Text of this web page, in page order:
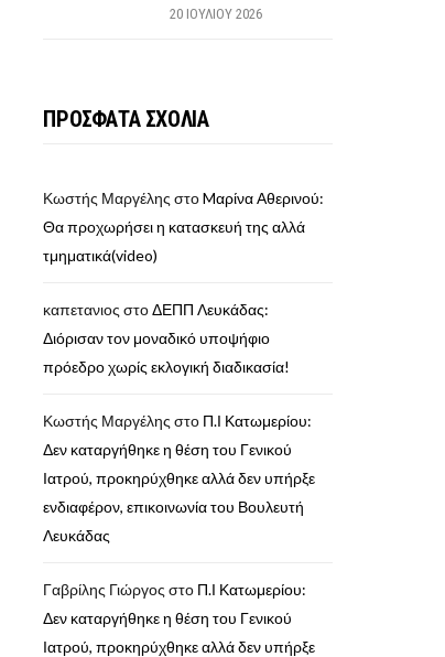
20 ΙΟΥΛΊΟΥ 2026
ΠΡΟΣΦΑΤΑ ΣΧΟΛΙΑ
Κωστής Μαργέλης στοMαρίνα Αθερινού:
Θα προχωρήσει η κατασκευή της αλλά
τμηματικά(video)
καπετανιος στοΔΕΠΠ Λευκάδας:
Διόρισαν τον μοναδικό υποψήφιο
πρόεδρο χωρίς εκλογική διαδικασία!
Κωστής Μαργέλης στο Π.Ι Κατωμερίου:
Δεν καταργήθηκε η θέση του Γενικού
Ιατρού, προκηρύχθηκε αλλά δεν υπήρξε
ενδιαφέρον, επικοινωνία του Βουλευτή
Λευκάδας
Γαβρίλης Γιώργος στο Π.Ι Κατωμερίου:
Δεν καταργήθηκε η θέση του Γενικού
Ιατρού, προκηρύχθηκε αλλά δεν υπήρξε